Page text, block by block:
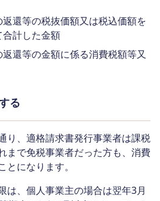
還等の税抜価額又は税込価額を
計した金額
還等の金額に係る消費税額等又
る
り、適格請求書発行事業者は課税
まで免税事業者だった方も、消費
になります。
は、個人事業主の場合は翌年3月